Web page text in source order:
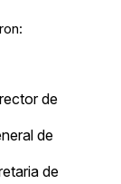
de
de
de